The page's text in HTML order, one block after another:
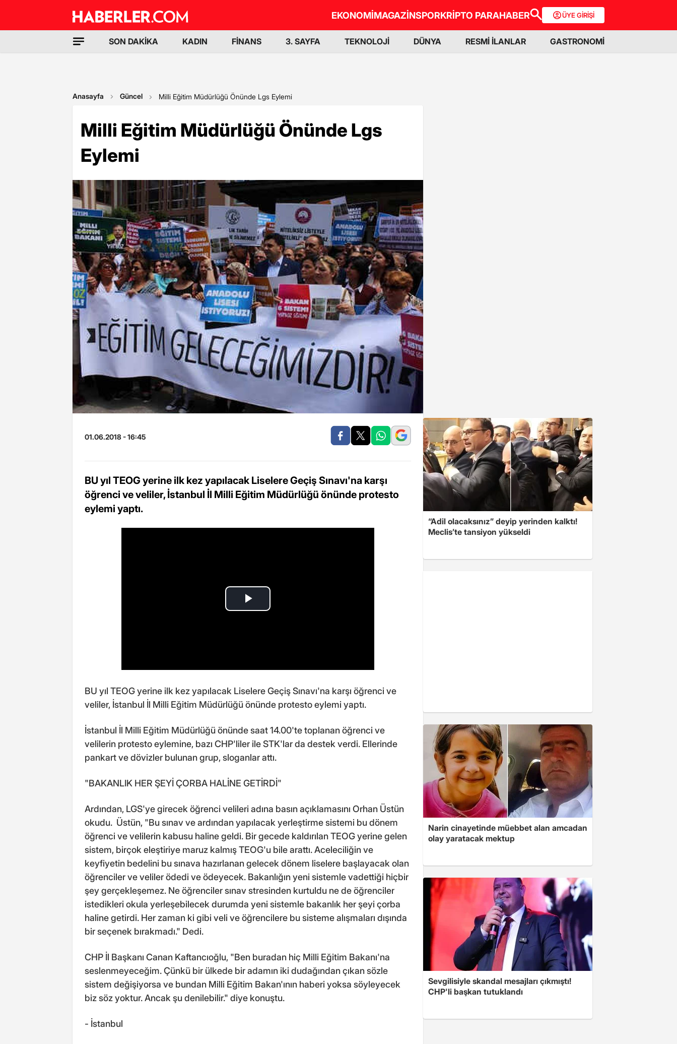
EKONOMİMAGAZİNSPORKRİPTO PARAHABER ÜYE GİRİŞİ
SON DAKİKA KADIN FİNANS 3. SAYFA TEKNOLOJİ DÜNYA RESMİ İLANLAR GASTRONOMİ
Anasayfa Güncel Milli Eğitim Müdürlüğü Önünde Lgs Eylemi
Milli Eğitim Müdürlüğü Önünde Lgs
Eylemi
01.06.2018 - 16:45
BU yıl TEOG yerine ilk kez yapılacak Liselere Geçiş Sınavı'na karşı
öğrenci ve veliler, İstanbul İl Milli Eğitim Müdürlüğü önünde protesto
eylemi yaptı.
BU yıl TEOG yerine ilk kez yapılacak Liselere Geçiş Sınavı'na karşı öğrenci ve
veliler, İstanbul İl Milli Eğitim Müdürlüğü önünde protesto eylemi yaptı.
İstanbul İl Milli Eğitim Müdürlüğü önünde saat 14.00'te toplanan öğrenci ve
velilerin protesto eylemine, bazı CHP'liler ile STK'lar da destek verdi. Ellerinde
pankart ve dövizler bulunan grup, sloganlar attı.
"BAKANLIK HER ŞEYİ ÇORBA HALİNE GETİRDİ"
Ardından, LGS'ye girecek öğrenci velileri adına basın açıklamasını Orhan Üstün
okudu. Üstün, "Bu sınav ve ardından yapılacak yerleştirme sistemi bu dönem
öğrenci ve velilerin kabusu haline geldi. Bir gecede kaldırılan TEOG yerine gelen
sistem, birçok eleştiriye maruz kalmış TEOG'u bile arattı. Aceleciliğin ve
keyfiyetin bedelini bu sınava hazırlanan gelecek dönem liselere başlayacak olan
öğrenciler ve veliler ödedi ve ödeyecek. Bakanlığın yeni sistemle vadettiği hiçbir
şey gerçekleşemez. Ne öğrenciler sınav stresinden kurtuldu ne de öğrenciler
istedikleri okula yerleşebilecek durumda yeni sistemle bakanlık her şeyi çorba
haline getirdi. Her zaman ki gibi veli ve öğrencilere bu sisteme alışmaları dışında
bir seçenek bırakmadı." Dedi.
CHP İl Başkanı Canan Kaftancıoğlu, "Ben buradan hiç Milli Eğitim Bakanı'na
seslenmeyeceğim. Çünkü bir ülkede bir adamın iki dudağından çıkan sözle
sistem değişiyorsa ve bundan Milli Eğitim Bakan'ının haberi yoksa söyleyecek
biz söz yoktur. Ancak şu denilebilir." diye konuştu.
- İstanbul
“Adil olacaksınız” deyip yerinden kalktı!
Meclis’te tansiyon yükseldi
Narin cinayetinde müebbet alan amcadan
olay yaratacak mektup
Sevgilisiyle skandal mesajları çıkmıştı!
CHP'li başkan tutuklandı